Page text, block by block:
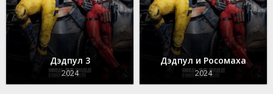
Дэдпул 3
2024
Дэдпул и Росомаха
2024